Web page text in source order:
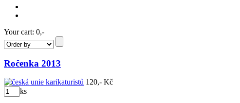
Your cart: 0,-
Ročenka 2013
120,- Kč
ks